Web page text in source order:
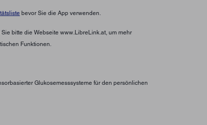
bevor Sie die App verwenden.
bitte die Webseite www.LibreLink.at, um mehr
Funktionen.
Glukosemesssysteme für den persönlichen